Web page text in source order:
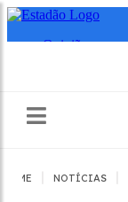
HOME NOTÍCIAS